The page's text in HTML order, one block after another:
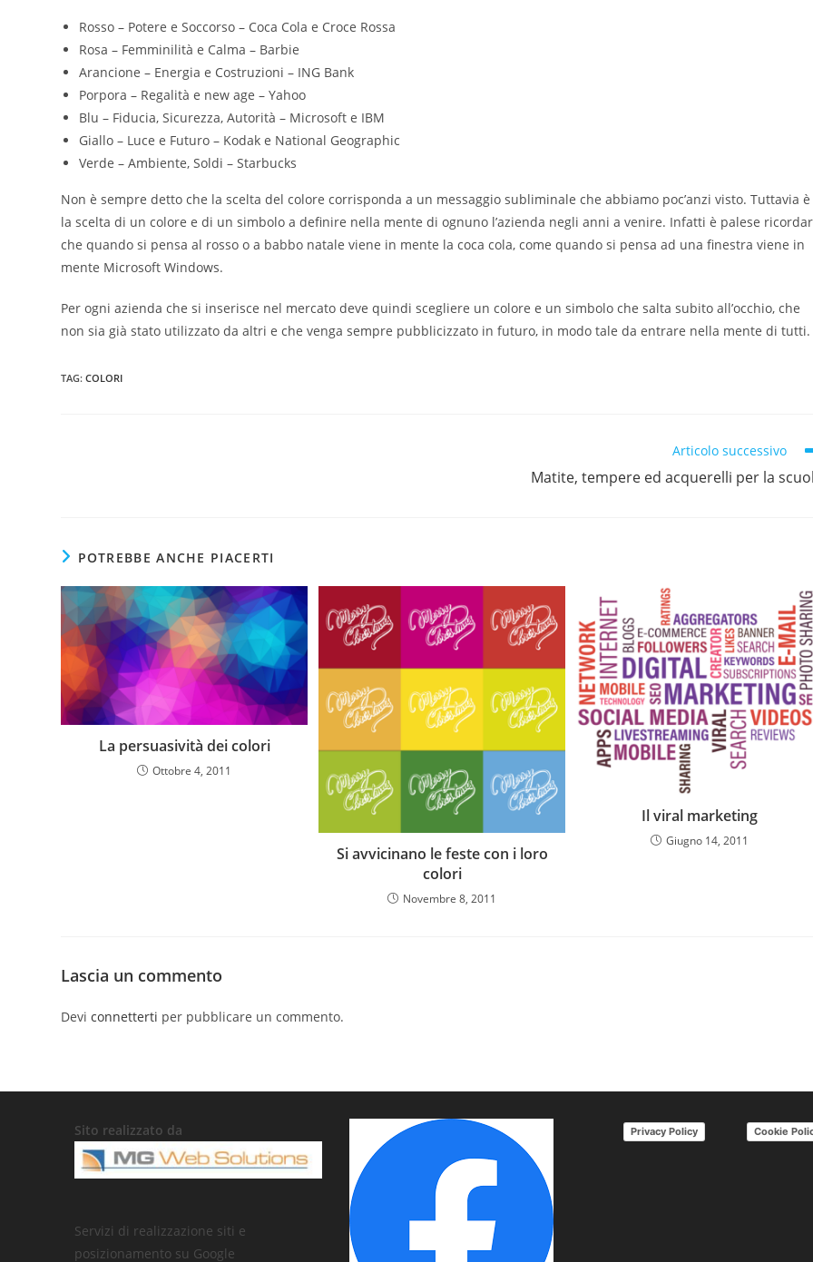
Rosso – Potere e Soccorso – Coca Cola e Croce Rossa
Rosa – Femminilità e Calma – Barbie
Arancione – Energia e Costruzioni – ING Bank
Porpora – Regalità e new age – Yahoo
Blu – Fiducia, Sicurezza, Autorità – Microsoft e IBM
Giallo – Luce e Futuro – Kodak e National Geographic
Verde – Ambiente, Soldi – Starbucks
Non è sempre detto che la scelta del colore corrisponda a un messaggio subliminale che abbiamo poc’anzi visto. Tuttavia è
la scelta di un colore e di un simbolo a definire nella mente di ognuno l’azienda negli anni a venire. Infatti è palese
che quando si pensa al rosso o a babbo natale viene in mente la coca cola, come quando si pensa ad una finestra viene in
mente Microsoft Windows.
Per ogni azienda che si inserisce nel mercato deve quindi scegliere un colore e un simbolo che salta subito all’occhio, che
non sia già stato utilizzato da altri e che venga sempre pubblicizzato in futuro, in modo tale da entrare nella mente di tutti.
TAG:COLORI
Articolo successivo
Matite, tempere ed acquerelli per la
POTREBBE ANCHE PIACERTI
La persuasività dei colori
Ottobre 4, 2011
Si avvicinano le feste con i loro
colori
Novembre 8, 2011
Il viral marketing
Giugno 14, 2011
Lascia un commento
Deviconnetterti per pubblicare un commento.
Sito realizzato da
Servizi di realizzazione siti e
posizionamento su Google
Privacy Policy Cookie